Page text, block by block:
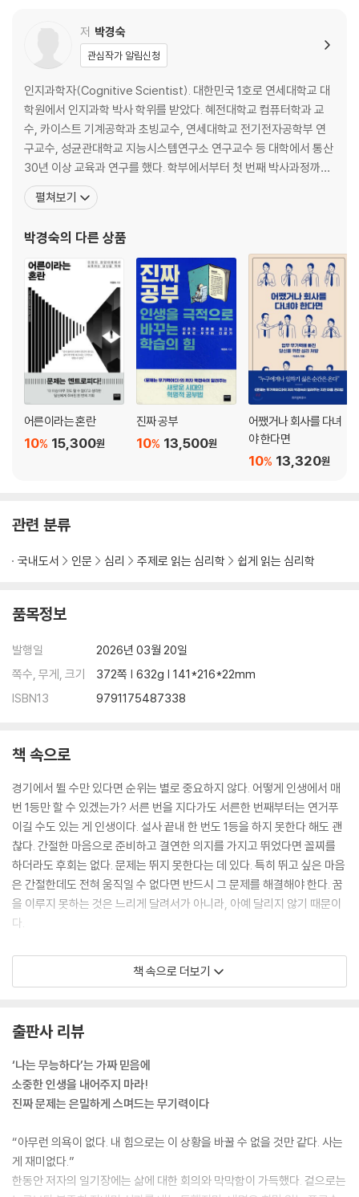
무기력을 부르는 결정적 요소
무기력은 어떻게 설계되는가
무기력 권하는 사회
누가 먼저 무기력에 무너지는가
마음을 방치하면 무기력으로 흐른다
PART 3. 어떻게 회복할 것인가
무기력이라는 감옥을 인정하라
끝없는 사막을 건너갈 용기가 있는가
중립지대를 거쳐 새롭게 진화하라
PART 4. 자발성을 회복하라
인간을 움직이는 4개의 엔진
(동기) 의미를 찾아라
(인지) 자존감을 회복하라
(인지) 인지 왜곡을 바로잡는 과학적인 마음 치료법
(정서) 무너진 감정을 바로 세워라
(행동) 여러 번 수련해 무기력과 멀어져라
PART 5. 무기력에서 벗어날 수 있다
무기력에 감사할 날이 반드시 온다
에필로그
부록
저 박경숙
관심작가 알림신청
인지과학자(Cognitive Scientist). 대한민국 1호로 연세대학교 대
학원에서 인지과학 박사 학위를 받았다. 혜전대학교 컴퓨터학과 교
수, 카이스트 기계공학과 초빙교수, 연세대학교 전기전자공학부 연
구교수, 성균관대학교 지능시스템연구소 연구교수 등 대학에서 통산
30년 이상 교육과 연구를 했다. 학부에서부터 첫 번째 박사과정까지
컴퓨터공학을 전공했으나, 인간 마음에 대한 학제적인 연구를 하기
위해 인지과학을 다시 전공했다. 세계 3대 인명사전인 미국 마르퀴즈
온 후 ㈜인코칭에서 전무 및 연구소장으로
펼쳐보기
박경숙의 다른 상품
어른이라는 혼란
15,300원
10%
진짜 공부
13,500원
10%
어쨌거나 회사를 다녀
야 한다면
13,320원
10%
관련 분류
국내도서 인문 심리 주제로 읽는 심리학 쉽게 읽는 심리학
품목정보
발행일
2026년 03월 20일
쪽수, 무게, 크기
372쪽 | 632g | 141*216*22mm
ISBN13
9791175487338
책 속으로
경기에서 뛸 수만 있다면 순위는 별로 중요하지 않다. 어떻게 인생에서 매
번 1등만 할 수 있겠는가? 서른 번을 지다가도 서른한 번째부터는 연거푸
이길 수도 있는 게 인생이다. 설사 끝내 한 번도 1등을 하지 못한다 해도 괜
찮다. 간절한 마음으로 준비하고 결연한 의지를 가지고 뛰었다면 꼴찌를
하더라도 후회는 없다. 문제는 뛰지 못한다는 데 있다. 특히 뛰고 싶은 마음
은 간절한데도 전혀 움직일 수 없다면 반드시 그 문제를 해결해야 한다. 꿈
을 이루지 못하는 것은 느리게 달려서가 아니라, 아예 달리지 않기 때문이
다.
‘사는 것’과 ‘살아내는 것’은 비슷한 단어처럼 보이지만 의미는 극과 극이
다. 우리는 매일 오늘이라는 시간을 보낼 방법을 선택할 수 있다. 살 것인
기 때문이다. ‘살아내는 하루’는 아프고 슬프다. 두려움과 절망 속에서 하루
만큼의 시간을 견뎌냈다는 의미다. 즉 다른 이가 시키는 일을 수동적으로
해내는 노예의 삶이다. … 반면 ‘하루를 산다’는 것은 포효하는 사자처럼 당
당하게 살아가는 방식을 뜻한다. 이런 삶을 선택한 이들은 사자처럼 주도
--- 「PART 1 무기력이란 무엇인가」 중에서
무기력을 유발하는 원인은 다양하다. 어린 시절의 양육 방식이나 타인에
의해 강제된 ‘학습된 무기력’이 원인일 수 있으며, 유전적으로 취약한 체력
책 속으로 더보기
출판사 리뷰
‘나는 무능하다’는 가짜 믿음에
소중한 인생을 내어주지 마라!
진짜 문제는 은밀하게 스며드는 무기력이다
“아무런 의욕이 없다. 내 힘으로는 이 상황을 바꿀 수 없을 것만 같다. 사는
게 재미없다.”
한동안 저자의 일기장에는 삶에 대한 회의와 막막함이 가득했다. 겉으로는